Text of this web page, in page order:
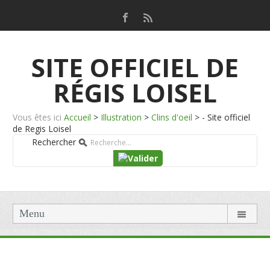
SITE OFFICIEL DE
RÉGIS LOISEL
Vous êtes ici Accueil > Illustration > Clins d'oeil > - Site officiel
de Regis Loisel
Rechercher
Menu